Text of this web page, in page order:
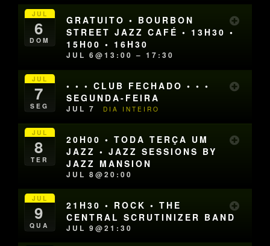
JUL
6
DOM
GRATUITO • BOURBON
STREET JAZZ CAFÉ • 13H30 •
15H00 • 16H30
JUL 6@13:00 – 17:30
JUL
7
SEG
• • • CLUB FECHADO • • •
SEGUNDA-FEIRA
JUL 7 DIA INTEIRO
JUL
8
TER
20H00 • TODA TERÇA UM
JAZZ • JAZZ SESSIONS BY
JAZZ MANSION
JUL 8@20:00
JUL
9
QUA
21H30 • ROCK • THE
CENTRAL SCRUTINIZER BAND
JUL 9@21:30